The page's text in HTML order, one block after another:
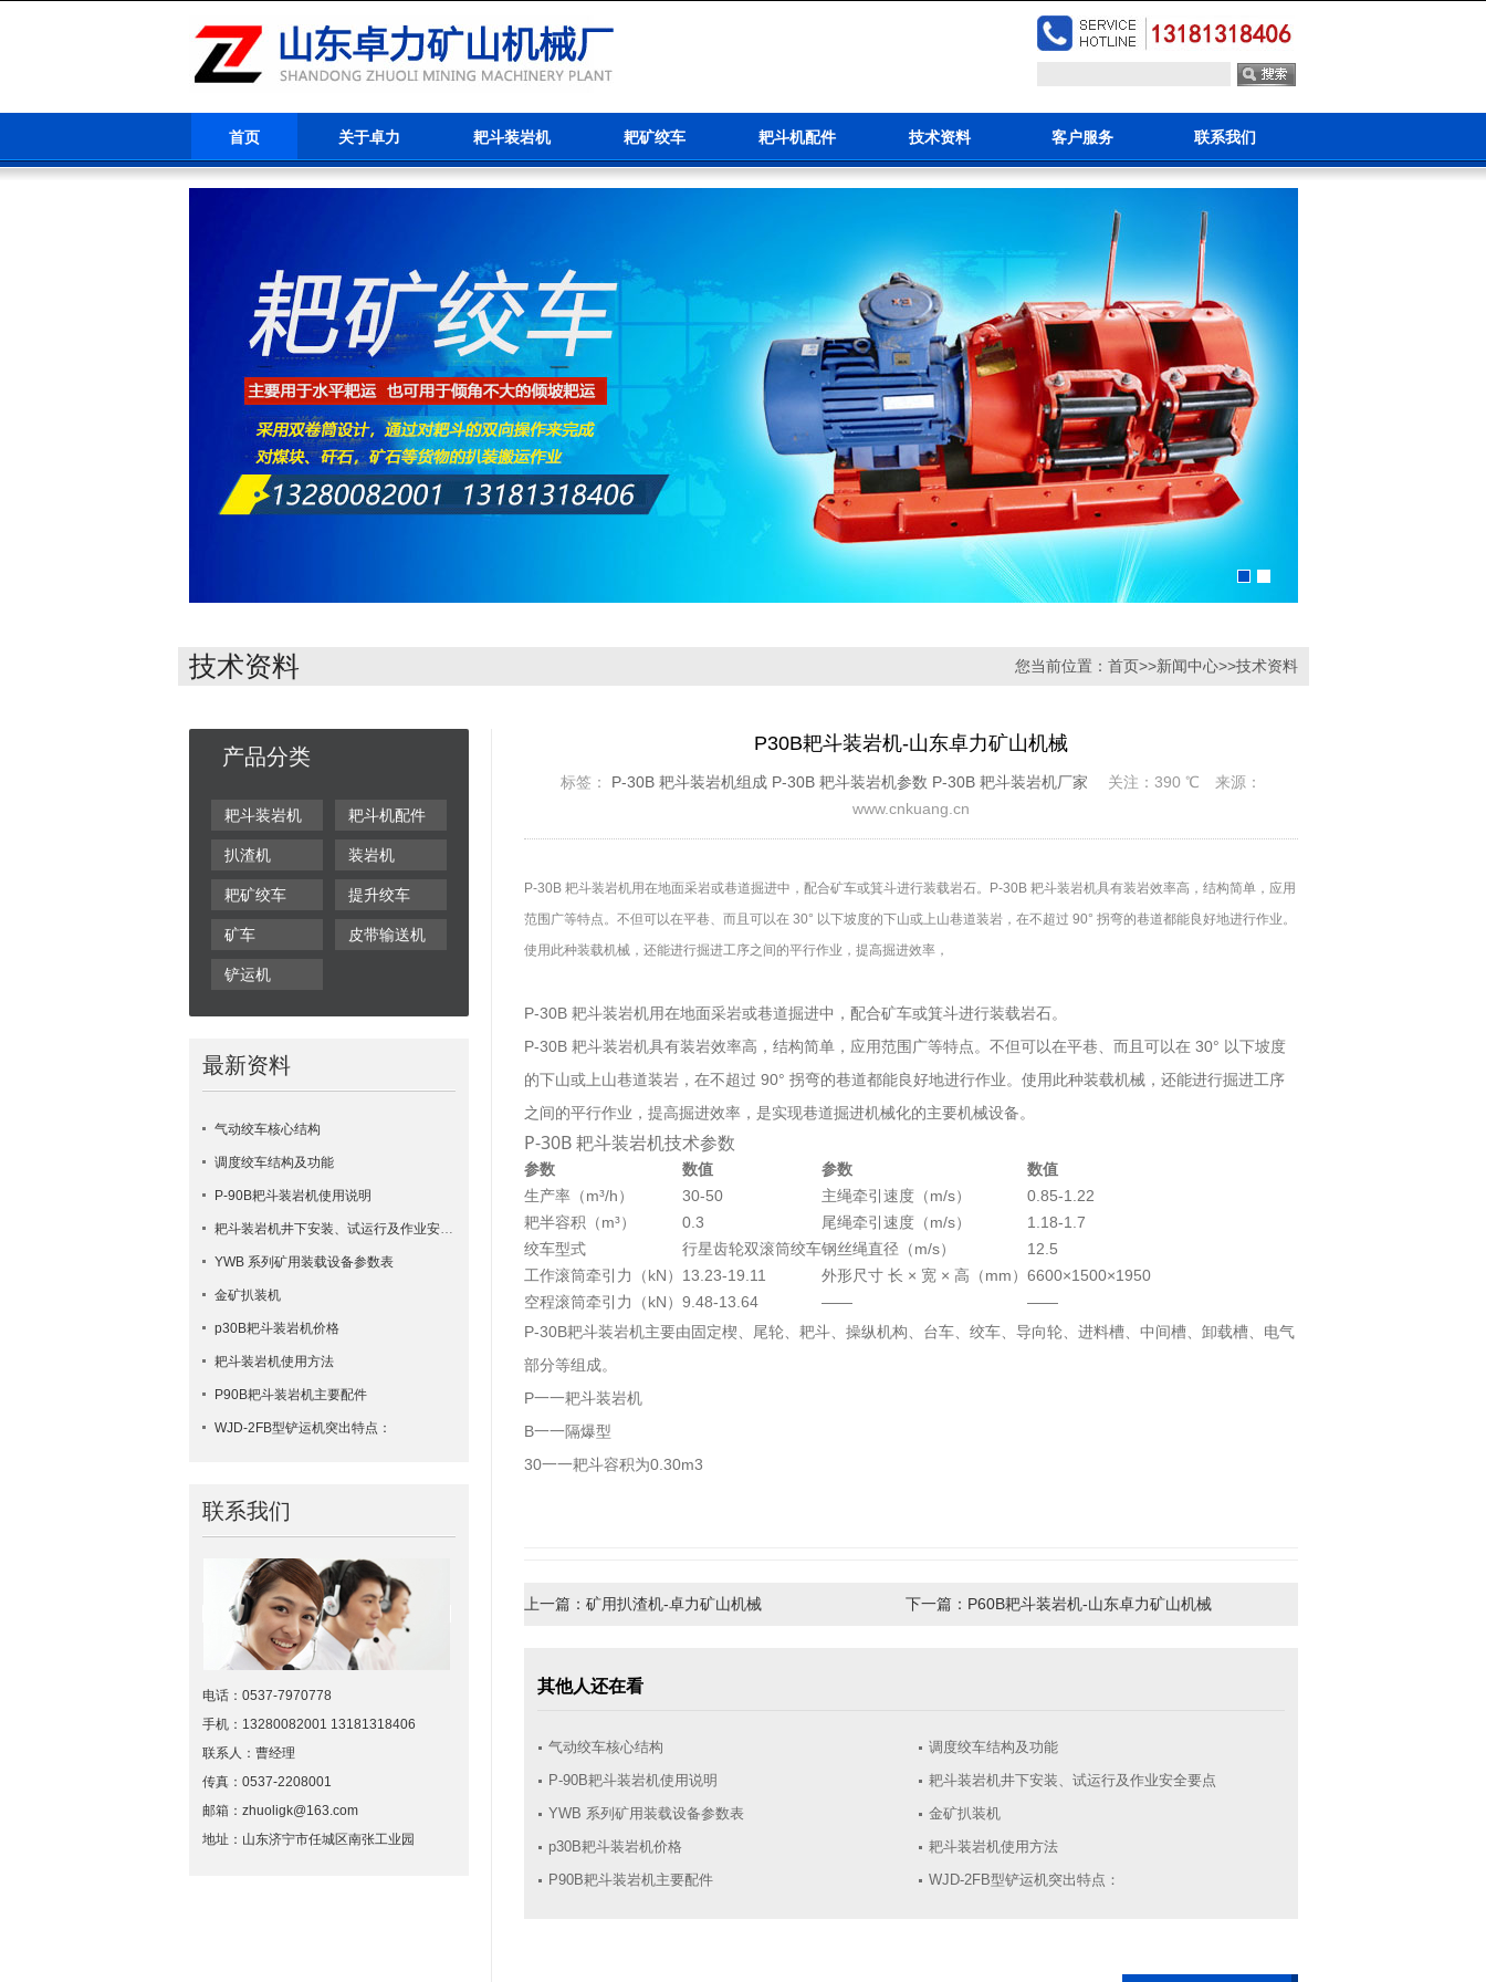
首页 关于卓力 耙斗装岩机 耙矿绞车 耙斗机配件 技术资料 客户服务 联系我们
您当前位置： 首页>>新闻中心>>技术资料
技术资料
产品分类
耙斗装岩机 耙斗机配件
扒渣机 装岩机
耙矿绞车 提升绞车
矿车 皮带输送机
铲运机
最新资料
气动绞车核心结构
调度绞车结构及功能
P-90B耙斗装岩机使用说明
耙斗装岩机井下安装、试运行及作业安全要点
YWB 系列矿用装载设备参数表
金矿扒装机
p30B耙斗装岩机价格
耙斗装岩机使用方法
​P90B耙斗装岩机主要配件
WJD-2FB型铲运机突出特点：
联系我们
电话：0537-7970778
手机：13280082001 13181318406
联系人：曹经理
传真：0537-2208001
邮箱：zhuoligk@163.com
地址：山东济宁市任城区南张工业园
P30B耙斗装岩机-山东卓力矿山机械
标签： P-30B 耙斗装岩机组成 P-30B 耙斗装岩机参数 P-30B 耙斗装岩机厂家 关注：390 ℃ 来源：
www.cnkuang.cn
P-30B 耙斗装岩机用在地面采岩或巷道掘进中，配合矿车或箕斗进行装载岩石。P-30B 耙斗装岩机具有装岩效率高，结构简单，应用
范围广等特点。不但可以在平巷、而且可以在 30° 以下坡度的下山或上山巷道装岩，在不超过 90° 拐弯的巷道都能良好地进行作业。
使用此种装载机械，还能进行掘进工序之间的平行作业，提高掘进效率，
P-30B 耙斗装岩机用在地面采岩或巷道掘进中，配合矿车或箕斗进行装载岩石。
P-30B 耙斗装岩机具有装岩效率高，结构简单，应用范围广等特点。不但可以在平巷、而且可以在 30° 以下坡度
的下山或上山巷道装岩，在不超过 90° 拐弯的巷道都能良好地进行作业。使用此种装载机械，还能进行掘进工序
之间的平行作业，提高掘进效率，是实现巷道掘进机械化的主要机械设备。
P-30B 耙斗装岩机技术参数
参数 数值 参数
数值
生产率（m³/h）
30-50 主绳牵引速度（m/s）
0.85-1.22
耙半容积（m³）
0.3 尾绳牵引速度（m/s）
1.18-1.7
绞车型式
行星齿轮双滚筒绞车钢丝绳直径（m/s）
12.5
工作滚筒牵引力（kN） 13.23-19.11 外形尺寸 长 × 宽 × 高（mm） 6600×1500×1950
空程滚筒牵引力（kN） 9.48-13.64 ——
——
P-30B耙斗装岩机主要由固定楔、尾轮、耙斗、操纵机构、台车、绞车、导向轮、进料槽、中间槽、卸载槽、电气
部分等组成。
P一一耙斗装岩机
B一一隔爆型
30一一耙斗容积为0.30m3
上一篇： 矿用扒渣机-卓力矿山机械 下一篇： P60B耙斗装岩机-山东卓力矿山机械
其他人还在看
气动绞车核心结构
调度绞车结构及功能
P-90B耙斗装岩机使用说明
耙斗装岩机井下安装、试运行及作业安全要点
YWB 系列矿用装载设备参数表
金矿扒装机
p30B耙斗装岩机价格
耙斗装岩机使用方法
​P90B耙斗装岩机主要配件
WJD-2FB型铲运机突出特点：